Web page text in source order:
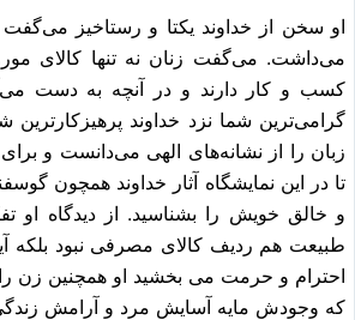
او سخن از خداوند یکتا و رستاخیز
مى‌داشت. می‌گفت زنان نه تنها کالاى
کسب و کار دارند و در آنچه به دست
گرامى‌ترین شما نزد خداوند پرهیزکارترین
زبان را از نشانه‌هاى الهى مى‌دانست و
تا در این نمایشگاه آثار خداوند همچون
و خالق خویش را بشناسید. از دیدگاه او
طبیعت هم ردیف کالاى مصرفى نبود بلکه
احترام و حرمت مى بخشید او همچنین زن
که وجودش مایه آسایش مرد و آرامش